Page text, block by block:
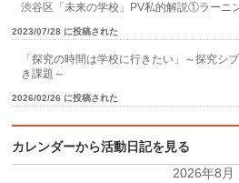
渋谷区「未来の学校」PV私的解説①ラーニ
2023/07/28 に投稿された
「探究の時間は学校に行きたい」～探究シ
き課題～
2026/02/26 に投稿された
カレンダーから活動日記を見る
2026年8月